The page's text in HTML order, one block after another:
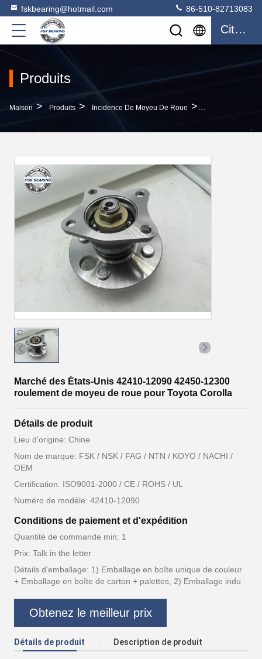
fskbearing@hotmail.com 86-510-82713083
Citation
Produits
Maison > Produits > Incidence De Moyeu De Roue >
Marché des États-Unis 42410-12090 42450-12300
roulement de moyeu de roue pour Toyota Corolla
Détails de produit
Lieu d'origine: Chine
Nom de marque: FSK / NSK / FAG / NTN / KOYO / NACHI /
OEM
Certification: ISO9001-2000 / CE / ROHS / UL
Numéro de modèle: 42410-12090
Conditions de paiement et d'expédition
Quantité de commande min: 1
Prix: Talk in the letter
Détails d'emballage: 1) Emballage en boîte unique de couleur
+ Emballage en boîte de carton + palettes, 2) Emballage indu
Obtenez le meilleur prix
Détails de produit Description de produit